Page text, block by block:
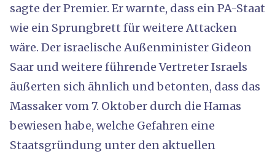
sagte der Premier. Er warnte, dass ein PA-Staat
wie ein Sprungbrett für weitere Attacken
wäre. Der israelische Außenminister Gideon
Saar und weitere führende Vertreter Israels
äußerten sich ähnlich und betonten, dass das
Massaker vom 7. Oktober durch die Hamas
bewiesen habe, welche Gefahren eine
Staatsgründung unter den aktuellen